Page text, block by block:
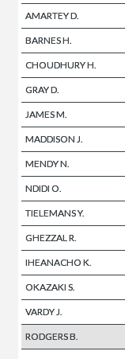
AMARTEY D.
BARNES H.
CHOUDHURY H.
GRAY D.
JAMES M.
MADDISON J.
MENDY N.
NDIDI O.
TIELEMANS Y.
GHEZZAL R.
IHEANACHO K.
OKAZAKI S.
VARDY J.
RODGERS B.